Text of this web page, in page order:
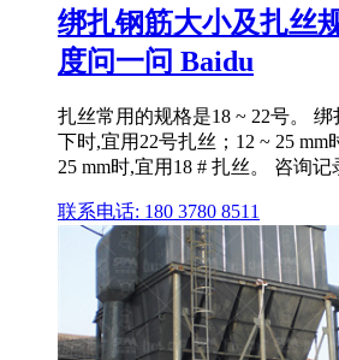
绑扎钢筋大小及扎丝
度问一问 Baidu
扎丝常用的规格是18 ~ 22号。 绑
下时,宜用22号扎丝；12 ~ 25 mm
25 mm时,宜用18 # 扎丝。 咨询记
联系电话: 180 3780 8511